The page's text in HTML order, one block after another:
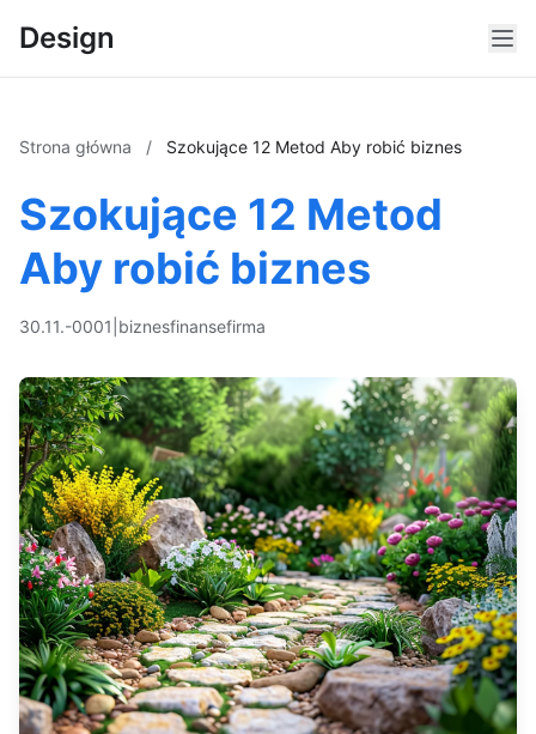
Design
Strona główna / Szokujące 12 Metod Aby robić biznes
Szokujące 12 Metod
Aby robić biznes
30.11.-0001 biznesfinansefirma